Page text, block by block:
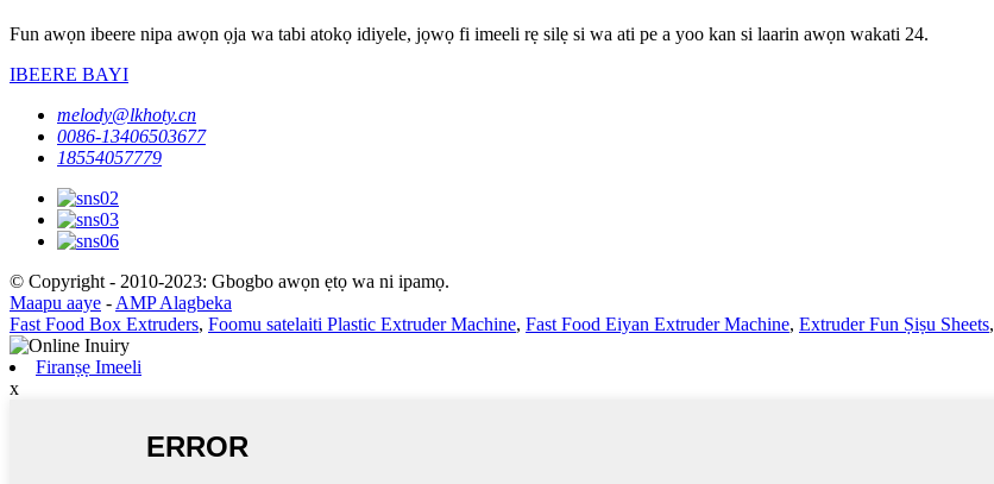
Fun awọn ibeere nipa awọn ọja wa tabi atokọ idiyele, jọwọ fi imeeli rẹ silẹ si wa ati pe a yoo kan si laarin awọn wakati 24.
IBEERE BAYI
melody@lkhoty.cn
0086-13406503677
18554057779
© Copyright - 2010-2023: Gbogbo awọn ẹtọ wa ni ipamọ.
Maapu aaye - AMP Alagbeka
Fast Food Box Extruders, Foomu satelaiti Plastic Extruder Machine, Fast Food Eiyan Extruder Machine, Extruder Fun Ṣiṣu Sheets,
Firanṣẹ Imeeli
x